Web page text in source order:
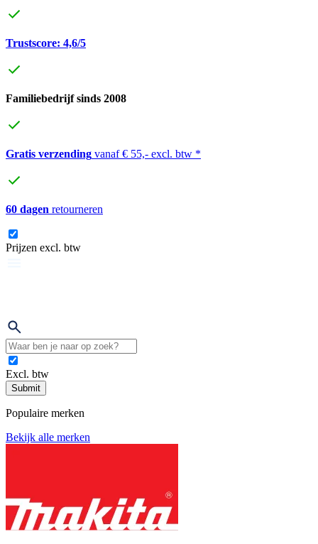
Trustscore: 4,6/5
Familiebedrijf sinds 2008
Gratis verzending vanaf € 55,- excl. btw *
60 dagen retourneren
Prijzen excl. btw
Excl. btw
Submit
Populaire merken
Bekijk alle merken